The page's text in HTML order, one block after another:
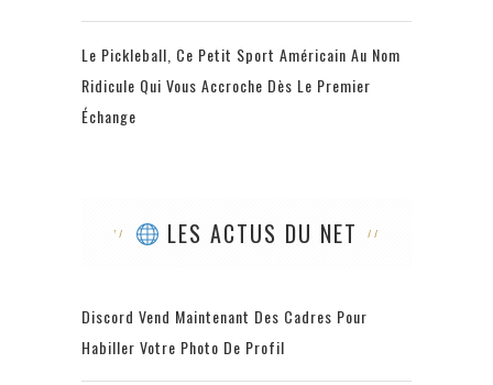
Le Pickleball, Ce Petit Sport Américain Au Nom
Ridicule Qui Vous Accroche Dès Le Premier
Échange
LES ACTUS DU NET
Discord Vend Maintenant Des Cadres Pour
Habiller Votre Photo De Profil